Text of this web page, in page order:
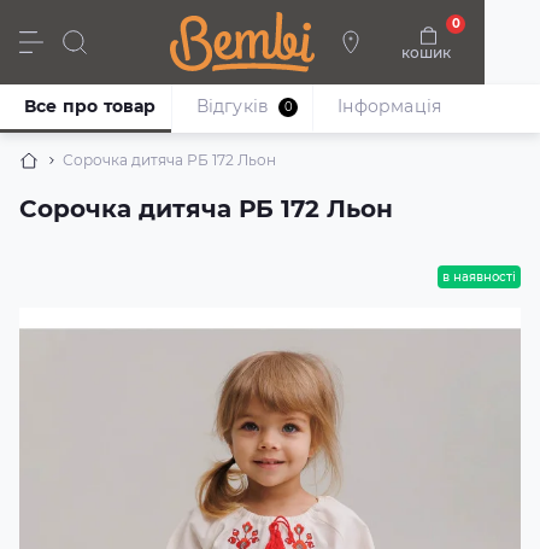
кошик
0
Дівчата Хлопці Немовлята Взуття
Сорочка дитяча РБ 172 Льон
Сорочка дитяча РБ 172 Льон
Все про товар Відгуків 0 Iнформація
в наявності